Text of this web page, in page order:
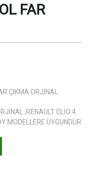
FAR
ÇIKMA ORJİNAL
,RENAULT CLİO 4
MODELLERE UYGUNDUR